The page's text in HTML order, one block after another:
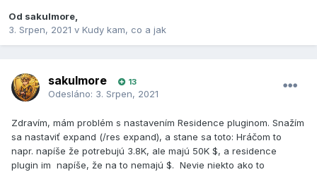
Od sakulmore,
3. Srpen, 2021 v Kudy kam, co a jak
sakulmore 13
Odesláno: 3. Srpen, 2021
Zdravím, mám problém s nastavením Residence pluginom. Snažím
sa nastaviť expand (/res expand), a stane sa toto: Hráčom to
napr. napíše že potrebujú 3.8K, ale majú 50K $, a residence
plugin im napíše, že na to nemajú $. Nevie niekto ako to